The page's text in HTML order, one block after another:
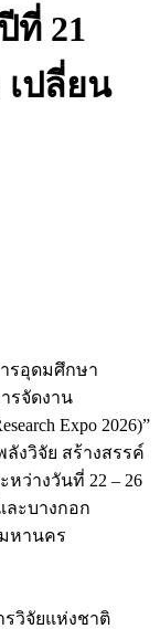
ที่ 21
เปลี่ยน
รอุดมศึกษา
รจัดงาน
Expo 2026)”
ลังวิจัย สร้างสรรค์
ว่างวันที่ 22 – 26
ละบางกอก
หานคร
รวิจัยแห่งชาติ